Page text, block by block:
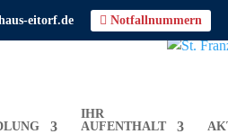
eitorf.de  Notfallnummern
IHR
AUFENTHALT